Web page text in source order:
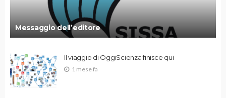
Messaggio dell’editore
Il viaggio di OggiScienza finisce qui
1 mese fa